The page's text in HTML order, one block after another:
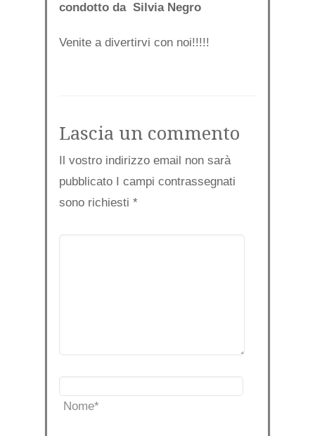
condotto da Silvia Negro
Venite a divertirvi con noi!!!!!
Lascia un commento
Il vostro indirizzo email non sarà
pubblicato I campi contrassegnati
sono richiesti *
Nome*